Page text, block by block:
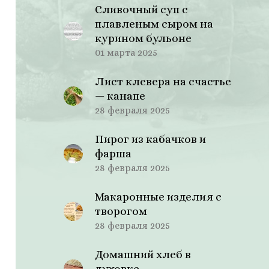
Сливочный суп с
плавленым сыром на
курином бульоне
01 марта 2025
Лист клевера на счастье
— канапе
28 февраля 2025
Пирог из кабачков и
фарша
28 февраля 2025
Макаронные изделия с
творогом
28 февраля 2025
Домашний хлеб в